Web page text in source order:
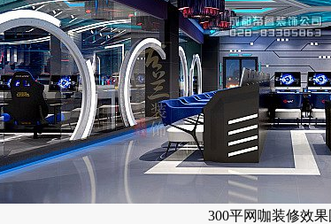
300平网咖装修效果